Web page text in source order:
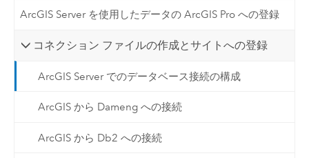
ArcGIS Server を使用したデータの ArcGIS Pro への登録
コネクション ファイルの作成とサイトへの登録
ArcGIS Server でのデータベース接続の構成
ArcGIS から Dameng への接続
ArcGIS から Db2 への接続